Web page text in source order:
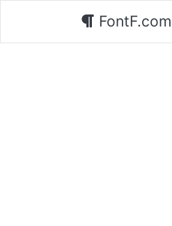
FontF.com